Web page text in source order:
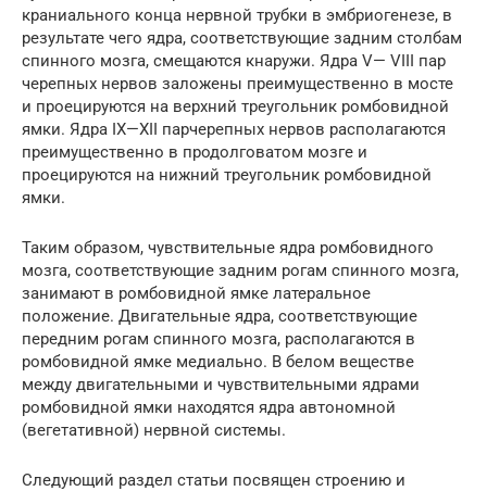
краниального конца нервной трубки в эмбриогенезе, в
результате чего ядра, соответствующие задним столбам
спинного мозга, смещаются кнаружи. Ядра V— VIII пар
черепных нервов заложены преимущественно в мосте
и проецируются на верхний треугольник ромбовидной
ямки. Ядра IX—XII парчерепных нервов располагаются
преимущественно в продолговатом мозге и
проецируются на нижний треугольник ромбовидной
ямки.
Таким образом, чувствительные ядра ромбовидного
мозга, соответствующие задним рогам спинного мозга,
занимают в ромбовидной ямке латеральное
положение. Двигательные ядра, соответствующие
передним рогам спинного мозга, располагаются в
ромбовидной ямке медиально. В белом веществе
между двигательными и чувствительными ядрами
ромбовидной ямки находятся ядра автономной
(вегетативной) нервной системы.
Следующий раздел статьи посвящен строению и